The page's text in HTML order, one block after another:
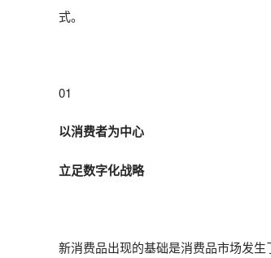
式。
01
以消费者为中心
立足数字化战略
新消费品出现的基础是消费品市场发